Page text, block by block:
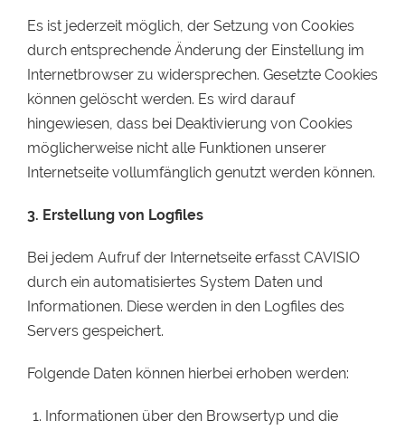
Es ist jederzeit möglich, der Setzung von Cookies
durch entsprechende Änderung der Einstellung im
Internetbrowser zu widersprechen. Gesetzte Cookies
können gelöscht werden. Es wird darauf
hingewiesen, dass bei Deaktivierung von Cookies
möglicherweise nicht alle Funktionen unserer
Internetseite vollumfänglich genutzt werden können.
3. Erstellung von Logfiles
Bei jedem Aufruf der Internetseite erfasst CAVISIO
durch ein automatisiertes System Daten und
Informationen. Diese werden in den Logfiles des
Servers gespeichert.
Folgende Daten können hierbei erhoben werden:
Informationen über den Browsertyp und die